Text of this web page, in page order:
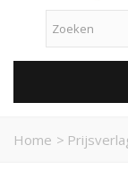
Home >